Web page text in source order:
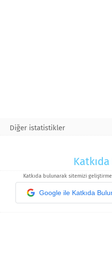
Diğer istatistikler
Katkıda bulunarak sitemizi
Google ile Katkıda